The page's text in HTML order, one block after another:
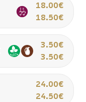
18.00€
18.50€
3.50€
3.50€
24.00€
24.50€